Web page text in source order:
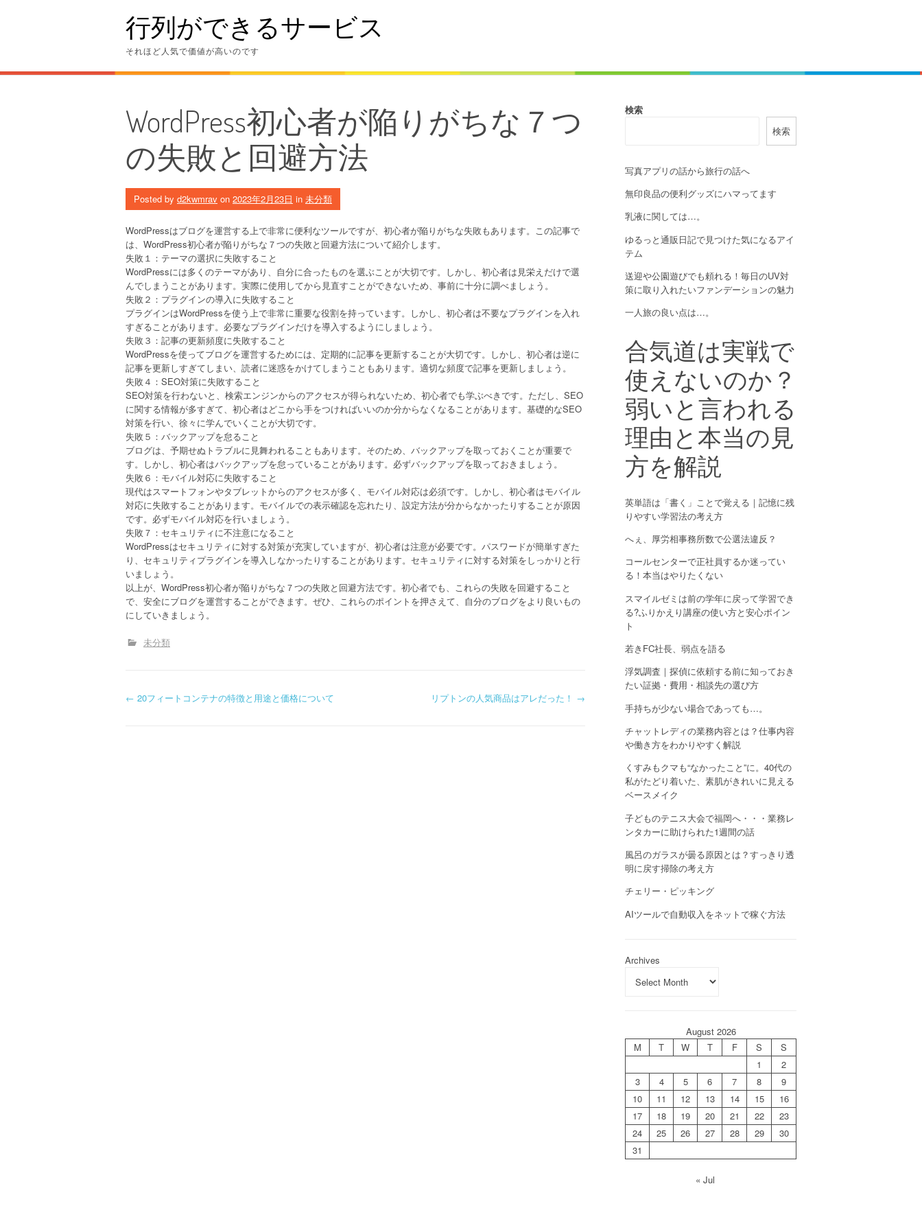
行列ができるサービス
それほど人気で価値が高いのです
WordPress初心者が陥りがちな７つ
の失敗と回避方法
Posted by d2kwmrav on 2023年2月23日 in 未分類
WordPressはブログを運営する上で非常に便利なツールですが、初心者が陥りがちな失敗もあります。この記事で
は、WordPress初心者が陥りがちな７つの失敗と回避方法について紹介します。
失敗１：テーマの選択に失敗すること
WordPressには多くのテーマがあり、自分に合ったものを選ぶことが大切です。しかし、初心者は見栄えだけで選
んでしまうことがあります。実際に使用してから見直すことができないため、事前に十分に調べましょう。
失敗２：プラグインの導入に失敗すること
プラグインはWordPressを使う上で非常に重要な役割を持っています。しかし、初心者は不要なプラグインを入れ
すぎることがあります。必要なプラグインだけを導入するようにしましょう。
失敗３：記事の更新頻度に失敗すること
WordPressを使ってブログを運営するためには、定期的に記事を更新することが大切です。しかし、初心者は逆に
記事を更新しすぎてしまい、読者に迷惑をかけてしまうこともあります。適切な頻度で記事を更新しましょう。
失敗４：SEO対策に失敗すること
SEO対策を行わないと、検索エンジンからのアクセスが得られないため、初心者でも学ぶべきです。ただし、SEO
に関する情報が多すぎて、初心者はどこから手をつければいいのか分からなくなることがあります。基礎的なSEO
対策を行い、徐々に学んでいくことが大切です。
失敗５：バックアップを怠ること
ブログは、予期せぬトラブルに見舞われることもあります。そのため、バックアップを取っておくことが重要で
す。しかし、初心者はバックアップを怠っていることがあります。必ずバックアップを取っておきましょう。
失敗６：モバイル対応に失敗すること
現代はスマートフォンやタブレットからのアクセスが多く、モバイル対応は必須です。しかし、初心者はモバイル
対応に失敗することがあります。モバイルでの表示確認を忘れたり、設定方法が分からなかったりすることが原因
です。必ずモバイル対応を行いましょう。
失敗７：セキュリティに不注意になること
WordPressはセキュリティに対する対策が充実していますが、初心者は注意が必要です。パスワードが簡単すぎた
り、セキュリティプラグインを導入しなかったりすることがあります。セキュリティに対する対策をしっかりと行
いましょう。
以上が、WordPress初心者が陥りがちな７つの失敗と回避方法です。初心者でも、これらの失敗を回避すること
で、安全にブログを運営することができます。ぜひ、これらのポイントを押さえて、自分のブログをより良いもの
にしていきましょう。
未分類
P
← 20フィートコンテナの特徴と用途と価格について リプトンの人気商品はアレだった！ →
検索
検索
写真アプリの話から旅行の話へ
無印良品の便利グッズにハマってます
乳液に関しては…。
ゆるっと通販日記で見つけた気になるアイ
テム
送迎や公園遊びでも頼れる！毎日のUV対
策に取り入れたいファンデーションの魅力
一人旅の良い点は…。
合気道は実戦で
使えないのか？
弱いと言われる
理由と本当の見
方を解説
英単語は「書く」ことで覚える｜記憶に残
りやすい学習法の考え方
へぇ、厚労相事務所数で公選法違反？
コールセンターで正社員するか迷ってい
る！本当はやりたくない
スマイルゼミは前の学年に戻って学習でき
る?ふりかえり講座の使い方と安心ポイン
ト
若きFC社長、弱点を語る
浮気調査｜探偵に依頼する前に知っておき
たい証拠・費用・相談先の選び方
手持ちが少ない場合であっても…。
チャットレディの業務内容とは？仕事内容
や働き方をわかりやすく解説
くすみもクマも“なかったこと”に。40代の
私がたどり着いた、素肌がきれいに見える
ベースメイク
子どものテニス大会で福岡へ・・・業務レ
ンタカーに助けられた1週間の話
風呂のガラスが曇る原因とは？すっきり透
明に戻す掃除の考え方
チェリー・ピッキング
AIツールで自動収入をネットで稼ぐ方法
Archives
August 2026
M
T W T F S
S
1
2
3
4 5 6 7 8
9
10
11 12 13 14 15
16
17
18 19 20 21 22
23
24
25 26 27 28 29
30
31
« Jul